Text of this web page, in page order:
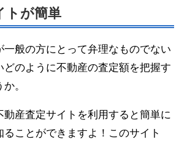
トが簡単
一般の方にとって弁理なものでない
どのように不動産の査定額を把握す
。
動産査定サイトを利用すると簡単に
ことができますよ！このサイト